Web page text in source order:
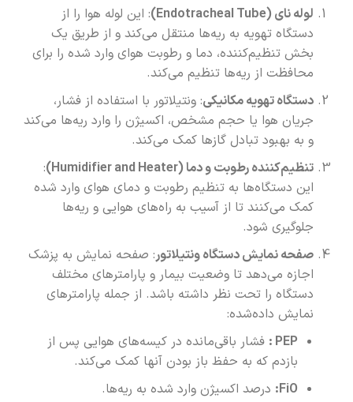
لوله نای (Endotracheal Tube)
: این لوله هوا را از
دستگاه تهویه به ریه‌ها منتقل می‌کند و از طریق یک
بخش تنظیم‌کننده، دما و رطوبت هوای وارد شده را برای
محافظت از ریه‌ها تنظیم می‌کند.
دستگاه تهویه مکانیکی: ونتیلاتور با استفاده از فشار،
جریان هوا یا حجم مشخص، اکسیژن را وارد ریه‌ها می‌کند
و به بهبود تبادل گازها کمک می‌کند.
تنظیم‌کننده رطوبت و دما(Humidifier and Heater)
:
این دستگاه‌ها به تنظیم رطوبت و دمای هوای وارد شده
کمک می‌کنند تا از آسیب به راه‌های هوایی و ریه‌ها
جلوگیری شود.
صفحه نمایش دستگاه ونتیلاتور: صفحه نمایش به پزشک
اجازه می‌دهد تا وضعیت بیمار و پارامترهای مختلف
دستگاه را تحت نظر داشته باشد. از جمله پارامترهای
نمایش داده‌شده:
PEP : فشار باقی‌مانده در کیسه‌های هوایی پس از
بازدم که به حفظ باز بودن آنها کمک می‌کند.
FiO: درصد اکسیژن وارد شده به ریه‌ها.